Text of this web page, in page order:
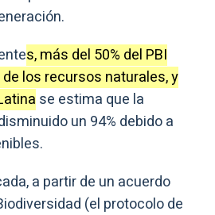
s, más del 50% del PBI
los recursos naturales, y
se estima que la
un 94% debido a
a partir de un acuerdo
(el protocolo de